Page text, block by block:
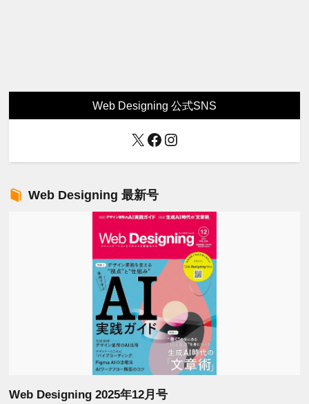
Web Designing 公式SNS
X Facebook
Instagram
Web Designing 最新号
Web Designing 2025年12月号